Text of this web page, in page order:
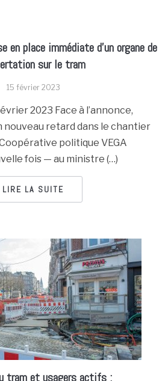
en place immédiate d’un organe de
sur le tram
15 février 2023
2023 Face à l’annonce,
nouveau retard dans le chantier
politique VEGA
fois — au ministre (…)
LIRE LA SUITE
tram et usagers actifs :